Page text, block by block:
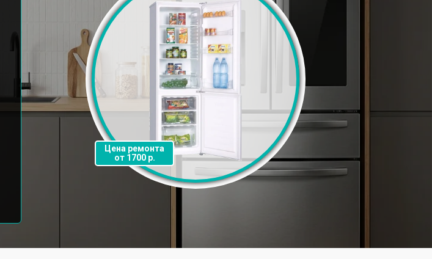
Цена ремонта
от 1700 р.